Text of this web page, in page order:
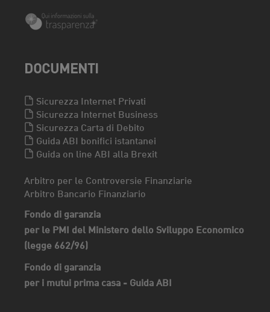
DOCUMENTI
Sicurezza Internet Privati
Sicurezza Internet Business
Sicurezza Carta di Debito
Guida ABI bonifici istantanei
Guida on line ABI alla Brexit
Arbitro per le Controversie Finanziarie
Arbitro Bancario Finanziario
Fondo di garanzia
per le PMI del Ministero dello Sviluppo Economico
(legge 662/96)
Fondo di garanzia
per i mutui prima casa - Guida ABI